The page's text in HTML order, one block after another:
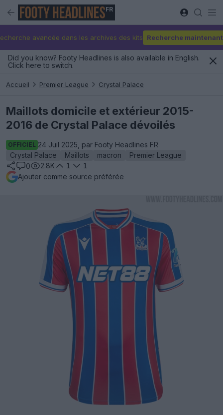
FR
avancée dans les archives des kits Recherche maintenant
Did you know? Footy Headlines is also available in English.
Click here to switch.
Accueil Premier League Crystal Palace
Maillots domicile et extérieur 2015-
2016 de Crystal Palace dévoilés
OFFICIEL 24 Juil 2025, par Footy Headlines FR
Crystal Palace
Maillots macron
Premier League
0
2.8K 1
1
Ajouter comme source préférée